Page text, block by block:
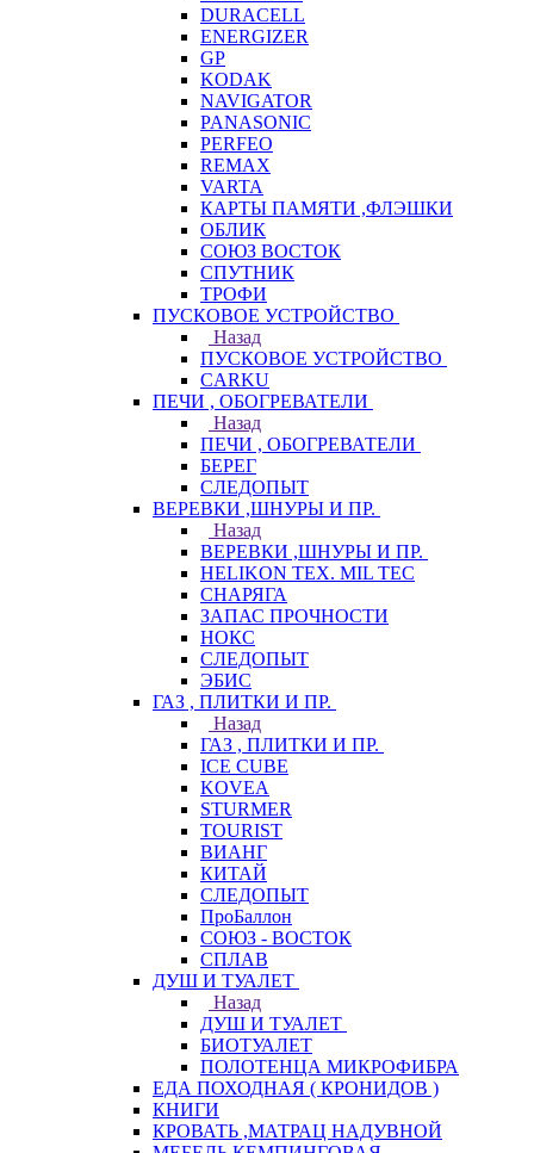
DURACELL
ENERGIZER
GP
KODAK
NAVIGATOR
PANASONIC
PERFEO
REMAX
VARTA
КАРТЫ ПАМЯТИ ,ФЛЭШКИ
ОБЛИК
СОЮЗ ВОСТОК
СПУТНИК
ТРОФИ
ПУСКОВОЕ УСТРОЙСТВО
Назад
ПУСКОВОЕ УСТРОЙСТВО
CARKU
ПЕЧИ , ОБОГРЕВАТЕЛИ
Назад
ПЕЧИ , ОБОГРЕВАТЕЛИ
БЕРЕГ
СЛЕДОПЫТ
ВЕРЕВКИ ,ШНУРЫ И ПР.
Назад
ВЕРЕВКИ ,ШНУРЫ И ПР.
HELIKON TEX. MIL TEC
СНАРЯГА
ЗАПАС ПРОЧНОСТИ
НОКС
СЛЕДОПЫТ
ЭБИС
ГАЗ , ПЛИТКИ И ПР.
Назад
ГАЗ , ПЛИТКИ И ПР.
ICE CUBE
KOVEA
STURMER
TOURIST
ВИАНГ
КИТАЙ
СЛЕДОПЫТ
ПроБаллон
СОЮЗ - ВОСТОК
СПЛАВ
ДУШ И ТУАЛЕТ
Назад
ДУШ И ТУАЛЕТ
БИОТУАЛЕТ
ПОЛОТЕНЦА МИКРОФИБРА
ЕДА ПОХОДНАЯ ( КРОНИДОВ )
КНИГИ
КРОВАТЬ ,МАТРАЦ НАДУВНОЙ